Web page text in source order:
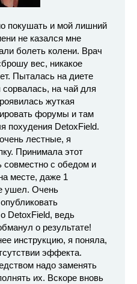
покушать и мой лишний
не казался мне
болеть колени. Врач
вес, никакое
Пыталась на диете
на чай для
жуткая
форумы и там
похудения DetoxField.
лестные, я
Принимала этот
совместно с обедом и
месте, даже 1
ушел. Очень
DetoxField, ведь
о результате!
инструкцию, я поняла,
эффекта.
надо заменять
их. Вскоре вновь